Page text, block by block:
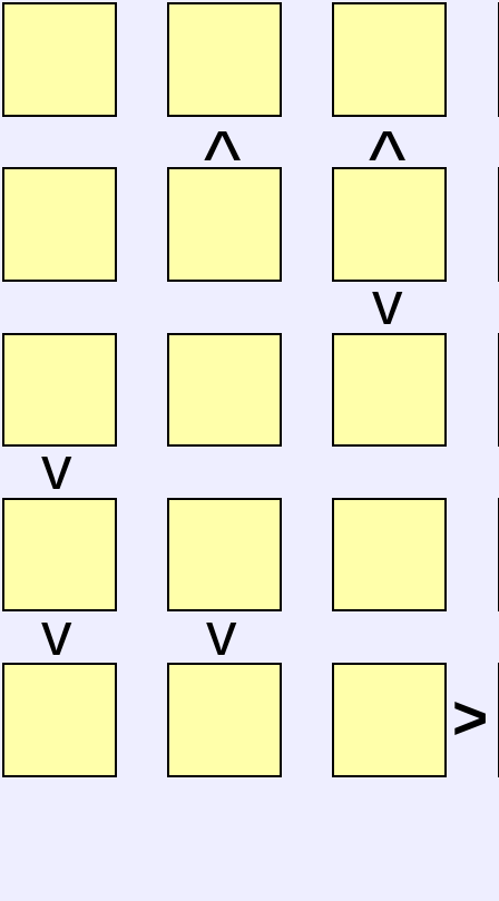
^ ^
v
v
v
v
>